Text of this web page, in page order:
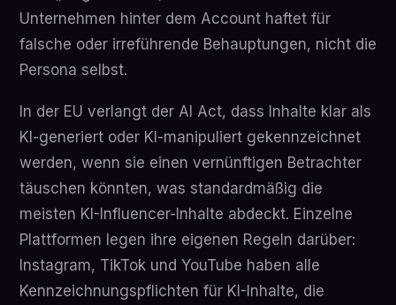
Unternehmen hinter dem Account haftet für
falsche oder irreführende Behauptungen, nicht die
Persona selbst.
In der EU verlangt der AI Act, dass Inhalte klar als
KI-generiert oder KI-manipuliert gekennzeichnet
werden, wenn sie einen vernünftigen Betrachter
täuschen könnten, was standardmäßig die
meisten KI-Influencer-Inhalte abdeckt. Einzelne
Plattformen legen ihre eigenen Regeln darüber:
Instagram, TikTok und YouTube haben alle
Kennzeichnungspflichten für KI-Inhalte, die